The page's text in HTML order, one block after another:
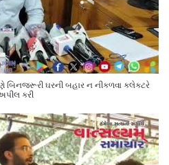
બિનજરૂરી ઘરની બહાર ન નીકળવા કલેક્ટરે
કરી